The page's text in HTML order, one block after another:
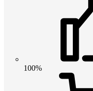
100%